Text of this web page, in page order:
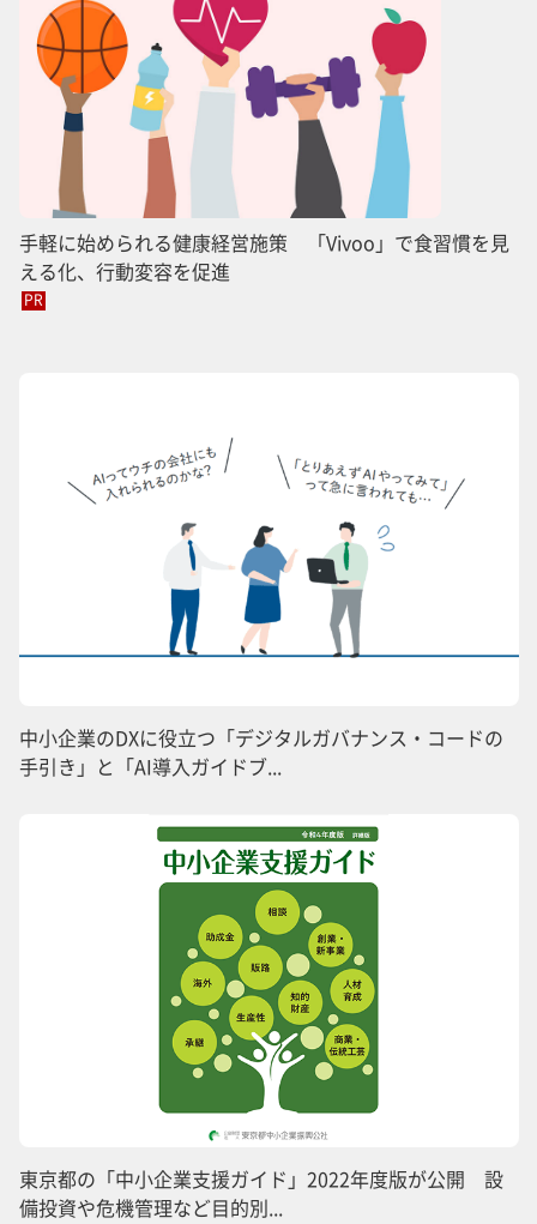
手軽に始められる健康経営施策 「Vivoo」で食習慣を見
える化、行動変容を促進
PR
中小企業のDXに役立つ「デジタルガバナンス・コードの
手引き」と「AI導入ガイドブ...
東京都の「中小企業支援ガイド」2022年度版が公開 設
備投資や危機管理など目的別...